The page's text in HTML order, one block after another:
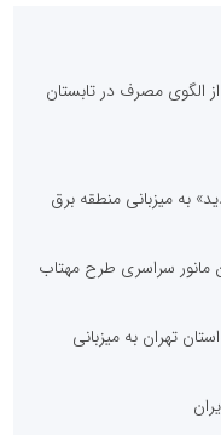
الگوی مصرف در تابستان
به میزبانی منطقه برق
مانور سراسری طرح مهتاب
تهران به میزبانی